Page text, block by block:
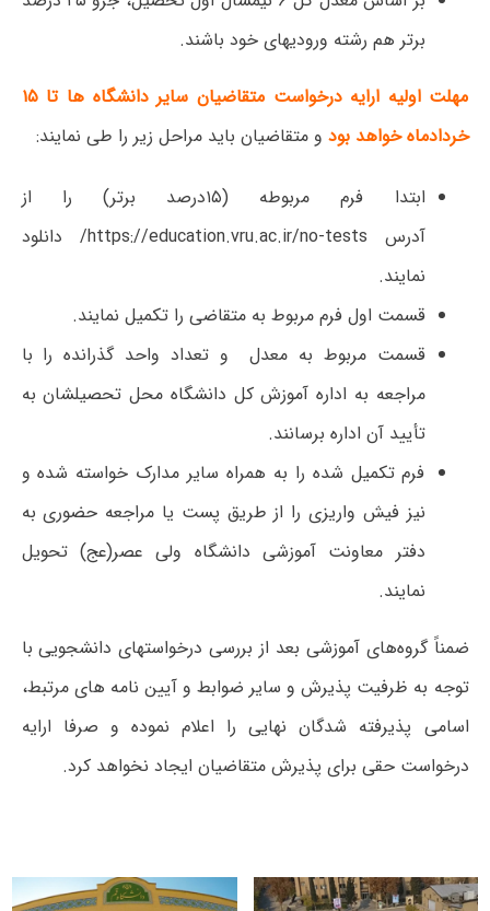
برتر هم رشته ورودیهای خود باشند.
مهلت اولیه ارایه درخواست متقاضیان سایر دانشگاه ها تا ۱۵
خردادماه خواهد بود و متقاضیان باید مراحل زیر را طی نمایند:
ابتدا فرم مربوطه (۱۵درصد برتر) را از
آدرس https://education.vru.ac.ir/no-tests/ دانلود
نمایند.
قسمت اول فرم مربوط به متقاضی را تکمیل نمایند.
قسمت مربوط به معدل و تعداد واحد گذرانده را با
مراجعه به اداره آموزش کل دانشگاه محل تحصیلشان به
تأیید آن اداره برسانند.
فرم تکمیل شده را به همراه سایر مدارک خواسته شده و
نیز فیش واریزی را از طریق پست یا مراجعه حضوری به
دفتر معاونت آموزشی دانشگاه ولی عصر(عج) تحویل
نمایند.
ضمناً گروه‌های آموزشی بعد از بررسی درخواستهای دانشجویی با
توجه به ظرفیت پذیرش و سایر ضوابط و آیین نامه های مرتبط،
اسامی پذیرفته شدگان نهایی را اعلام نموده و صرفا ارایه
درخواست حقی برای پذیرش متقاضیان ایجاد نخواهد کرد.